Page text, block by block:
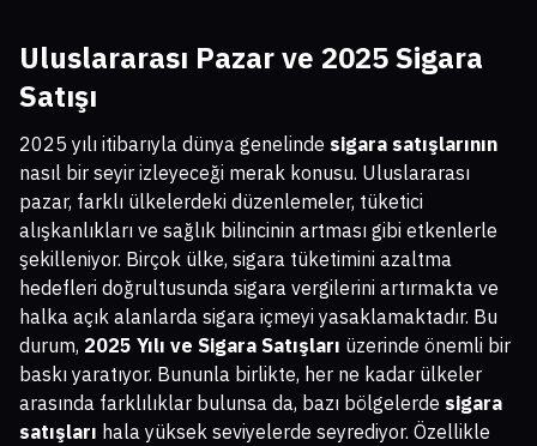
Uluslararası Pazar ve 2025 Sigara
Satışı
2025 yılı itibarıyla dünya genelinde sigara satışlarının
nasıl bir seyir izleyeceği merak konusu. Uluslararası
pazar, farklı ülkelerdeki düzenlemeler, tüketici
alışkanlıkları ve sağlık bilincinin artması gibi etkenlerle
şekilleniyor. Birçok ülke, sigara tüketimini azaltma
hedefleri doğrultusunda sigara vergilerini artırmakta ve
halka açık alanlarda sigara içmeyi yasaklamaktadır. Bu
durum, 2025 Yılı ve Sigara Satışları üzerinde önemli bir
baskı yaratıyor. Bununla birlikte, her ne kadar ülkeler
arasında farklılıklar bulunsa da, bazı bölgelerde sigara
satışları hala yüksek seviyelerde seyrediyor. Özellikle